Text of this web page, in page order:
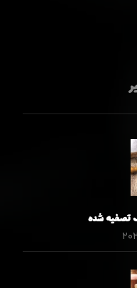
تصفیه شده